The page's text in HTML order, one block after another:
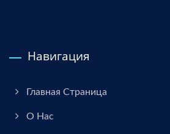
Навигация
Главная Страница
О Нас